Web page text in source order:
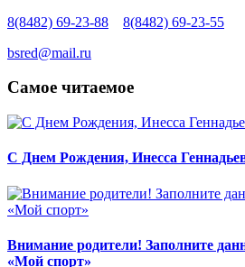
8(8482) 69-23-88
8(8482) 69-23-55
bsred@mail.ru
Самое читаемое
С Днем Рождения, Инесса
Внимание родители! Заполните
«Мой спорт»